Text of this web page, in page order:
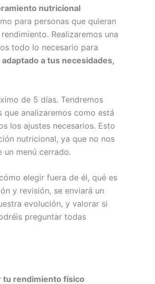
nutricional
para personas que quieran
Realizaremos una
todo lo necesario para
a tus necesidades,
de 5 días. Tendremos
que analizaremos como está
los ajustes necesarios. Esto
nutricional, ya que no nos
un menú cerrado.
elegir fuera de él, qué es
y revisión, se enviará un
evolución, y valorar si
preguntar todas
tu rendimiento físico